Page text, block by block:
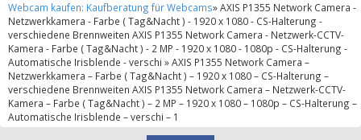
Webcam kaufen: Kaufberatung für Webcams» AXIS P1355 Network Camera -
Netzwerkkamera - Farbe ( Tag&Nacht ) - 1920 x 1080 - CS-Halterung -
verschiedene Brennweiten AXIS P1355 Network Camera - Netzwerk-CCTV-
Kamera - Farbe ( Tag&Nacht ) - 2 MP - 1920 x 1080 - 1080p - CS-Halterung -
Automatische Irisblende - verschi » AXIS P1355 Network Camera –
Netzwerkkamera – Farbe ( Tag&Nacht ) – 1920 x 1080 – CS-Halterung –
verschiedene Brennweiten AXIS P1355 Network Camera – Netzwerk-CCTV-
Kamera – Farbe ( Tag&Nacht ) – 2 MP – 1920 x 1080 – 1080p – CS-Halterung –
Automatische Irisblende – verschi – 1